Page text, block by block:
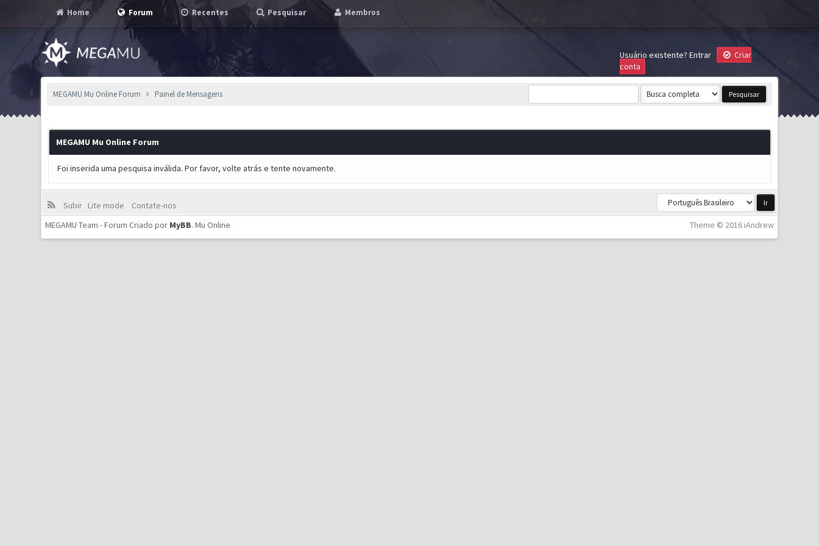
Home Forum Recentes Pesquisar Membros
Usuário existente? Entrar
Criar
conta
MEGAMU Mu Online Forum Painel de Mensagens
MEGAMU Mu Online Forum
Foi inserida uma pesquisa inválida. Por favor, volte atrás e tente novamente.
Subir Lite mode
Contate-nos
Theme © 2016 iAndrew
MEGAMU Team - Forum Criado por MyBB.Mu Online